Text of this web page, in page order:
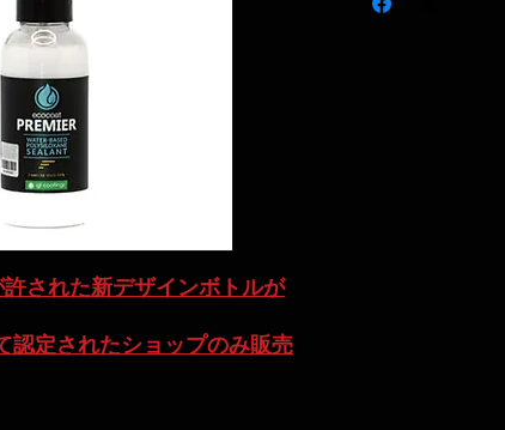
された新デザインボトルが
認定されたショップのみ販売